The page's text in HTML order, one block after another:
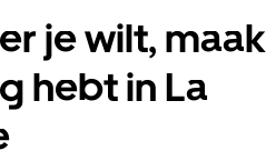
je wilt, maak
hebt in La